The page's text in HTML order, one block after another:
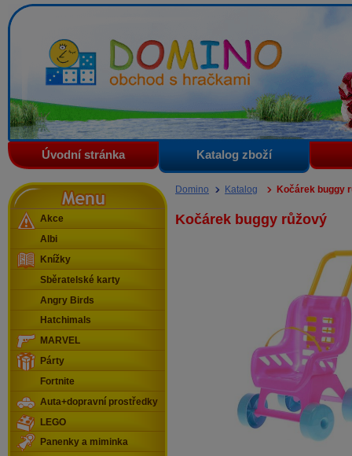
Domino - obchod s hračkami
Úvodní stránka Katalog zboží
Domino Katalog Kočárek buggy
Kočárek buggy růžový
Menu
Akce
Albi
Knížky
Sběratelské karty
Angry Birds
Hatchimals
MARVEL
Párty
Fortnite
Auta+dopravní prostředky
LEGO
Panenky a miminka